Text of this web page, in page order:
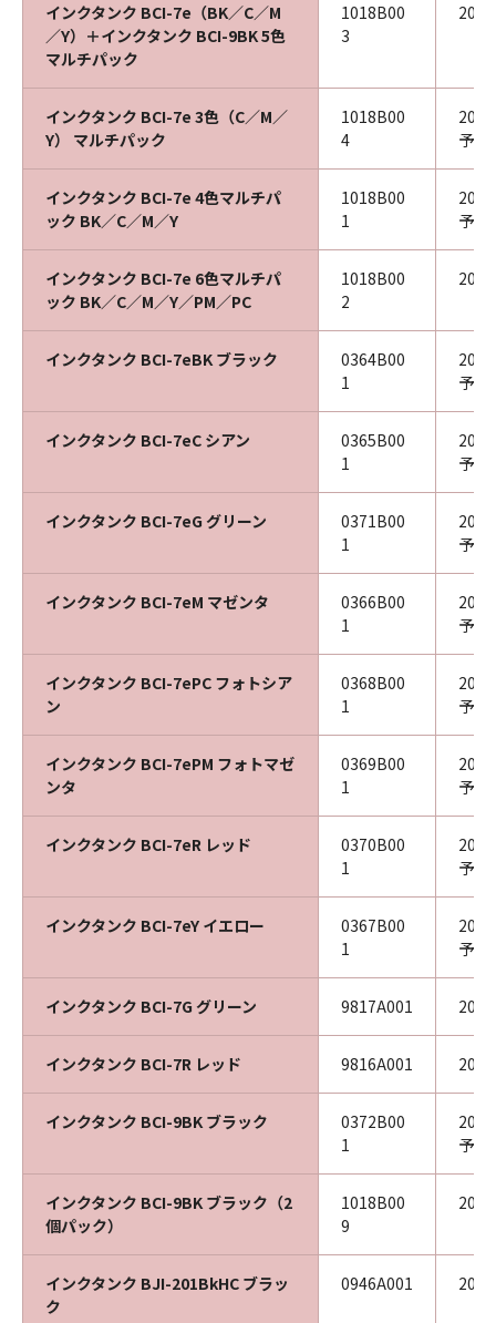
インクタンク BCI-7e（BK／C／M
／Y）＋インクタンク BCI-9BK 5色
マルチパック
1018B00
3
インクタンク BCI-7e 3色（C／M／
Y） マルチパック
1018B00
4
予定
インクタンク BCI-7e 4色マルチパ
ック BK／C／M／Y
1018B00
1
予定
インクタンク BCI-7e 6色マルチパ
ック BK／C／M／Y／PM／PC
1018B00
2
インクタンク BCI-7eBK ブラック
0364B00
1
予定
インクタンク BCI-7eC シアン
0365B00
1
予定
インクタンク BCI-7eG グリーン
0371B00
1
予定
インクタンク BCI-7eM マゼンタ
0366B00
1
予定
インクタンク BCI-7ePC フォトシア
ン
0368B00
1
予定
インクタンク BCI-7ePM フォトマゼ
ンタ
0369B00
1
予定
インクタンク BCI-7eR レッド
0370B00
1
予定
インクタンク BCI-7eY イエロー
0367B00
1
予定
インクタンク BCI-7G グリーン 9817A001
インクタンク BCI-7R レッド 9816A001
インクタンク BCI-9BK ブラック
0372B00
1
予定
インクタンク BCI-9BK ブラック（2
個パック）
1018B00
9
インクタンク BJI-201BkHC ブラッ
ク
0946A001